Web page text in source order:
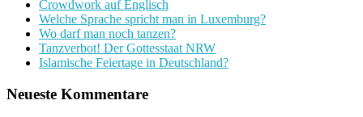
Crowdwork auf Englisch
Welche Sprache spricht man in Luxemburg?
Wo darf man noch tanzen?
Tanzverbot! Der Gottesstaat NRW
Islamische Feiertage in Deutschland?
Neueste Kommentare